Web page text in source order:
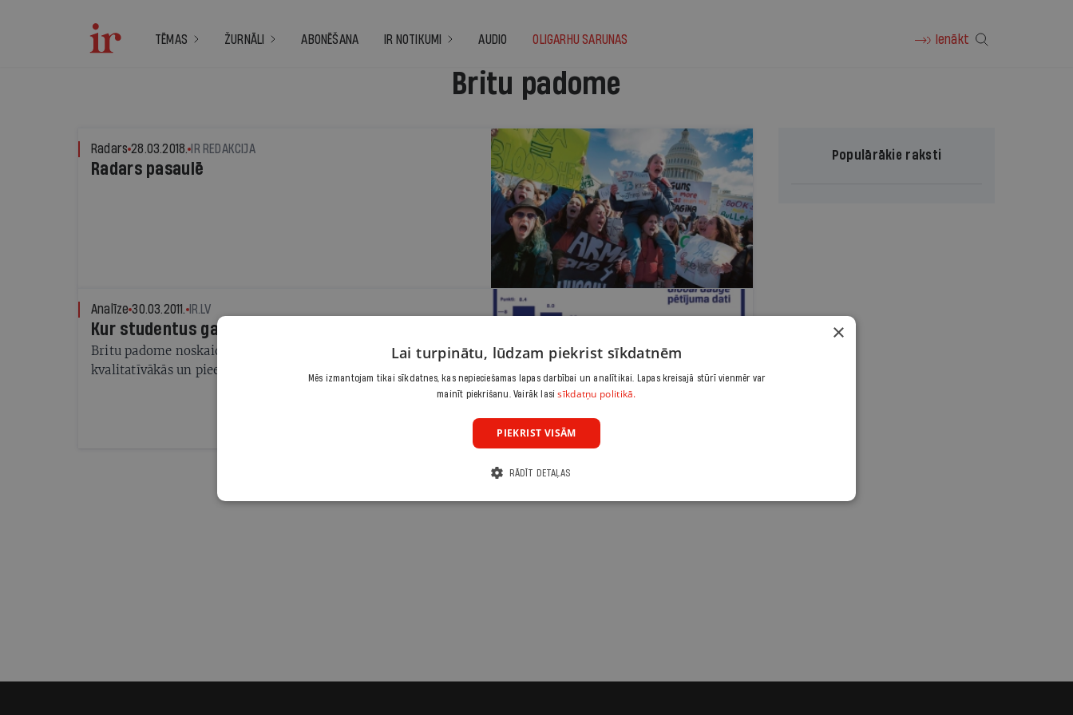
TĒMAS ŽURNĀLI ABONĒŠANA IR NOTIKUMI AUDIO OLIGARHU SARUNAS Ienākt
Britu padome
Radars 28.03.2018. IR REDAKCIJA
Radars pasaulē
Analīze 30.03.2011. IR.LV
Kur studentus gaida?
Britu padome noskaidrojusi, kurās valstīs augstskolas ir
kvalitatīvākās un pieejamākās ārzemju studentiem
Populārākie raksti
×
Lai turpinātu, lūdzam piekrist sīkdatnēm
Mēs izmantojam tikai sīkdatnes, kas nepieciešamas lapas darbībai un analītikai. Lapas kreisajā stūrī vienmēr var
mainīt piekrišanu. Vairāk lasisīkdatņu politikā.
PIEKRIST VISĀM
RĀDĪT DETAĻAS